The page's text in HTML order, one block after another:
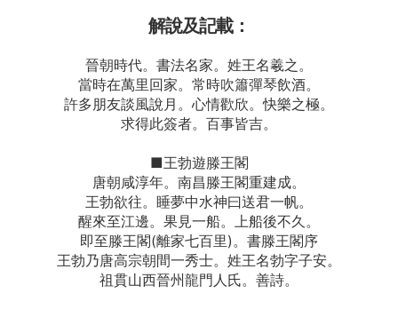
解說及記載：
晉朝時代。書法名家。姓王名羲之。
當時在萬里回家。常時吹簫彈琴飲酒。
許多朋友談風說月。心情歡欣。快樂之極。
求得此簽者。百事皆吉。
■王勃遊滕王閣
唐朝咸淳年。南昌滕王閣重建成。
王勃欲往。睡夢中水神曰送君一帆。
醒來至江邊。果見一船。上船後不久。
即至滕王閣(離家七百里)。書滕王閣序
王勃乃唐高宗朝間一秀士。姓王名勃字子安。
祖貫山西晉州龍門人氏。善詩。